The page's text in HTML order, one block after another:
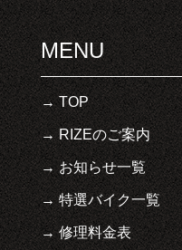
MENU
TOP
RIZEのご案内
お知らせ一覧
特選バイク一覧
修理料金表